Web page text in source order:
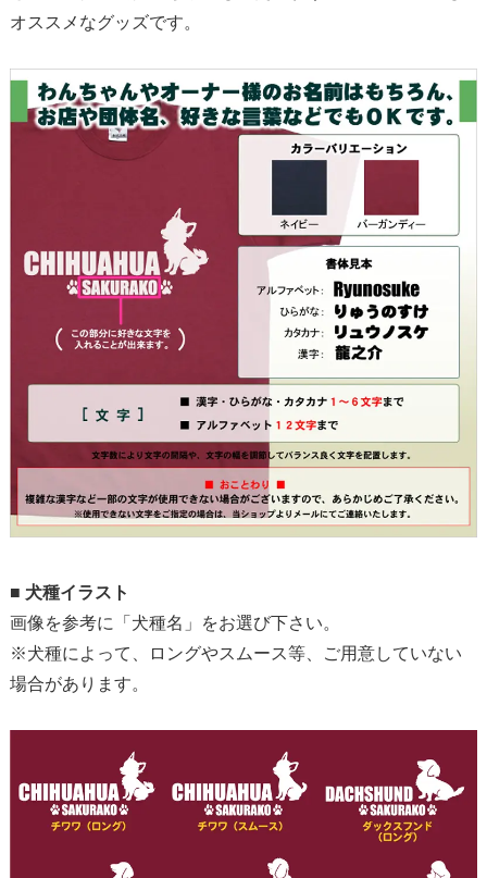
オススメなグッズです。
■ 犬種イラスト
画像を参考に「犬種名」をお選び下さい。
※犬種によって、ロングやスムース等、ご用意していない
場合があります。